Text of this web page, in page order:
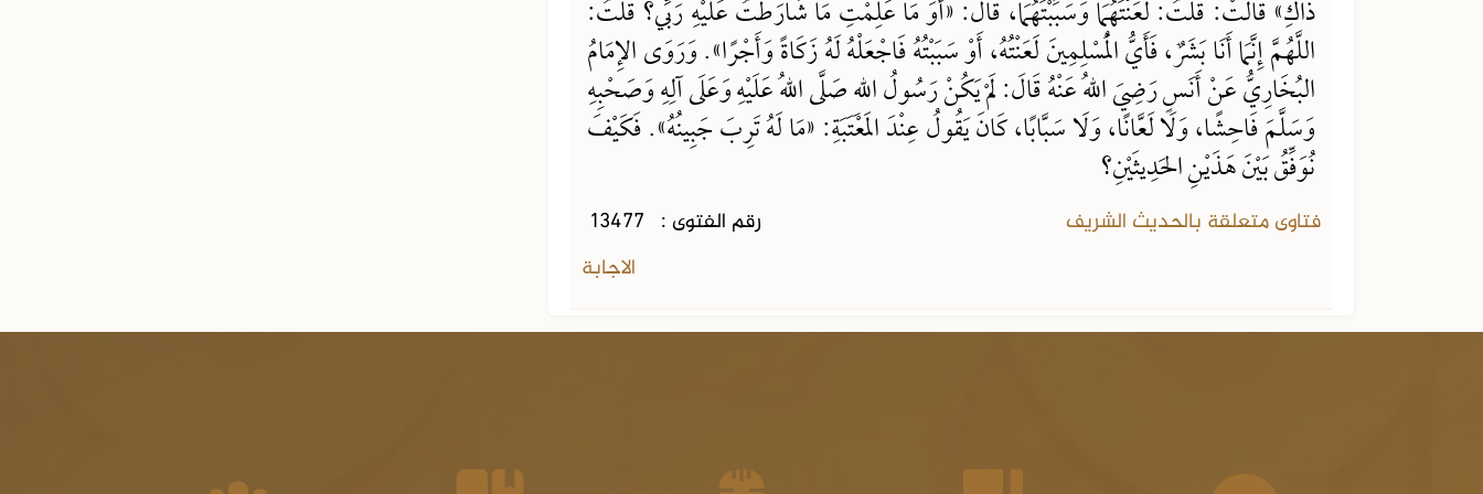
ذَاكِ» قَالَتْ: قُلْتُ: لَعَنْتَهُمَا وَسَبَبْتَهُمَا، قَالَ: «أَوَ مَا عَلِمْتِ مَا شَارَطْتُ عَلَيْهِ رَبِّي؟ قُلْتُ:
اللَّهُمَّ إِنَّمَا أَنَا بَشَرٌ، فَأَيُّ الْمُسْلِمِينَ لَعَنْتُهُ، أَوْ سَبَبْتُهُ فَاجْعَلْهُ لَهُ زَكَاةً وَأَجْرًا». وَرَوَى الإِمَامُ
البُخَارِيُّ عَنْ أَنَسٍ رَضِيَ اللهُ عَنْهُ قَالَ: لَمْ يَكُنْ رَسُولُ اللهِ صَلَّى اللهُ عَلَيْهِ وَعَلَى آلِهِ وَصَحْبِهِ
وَسَلَّمَ فَاحِشًا، وَلَا لَعَّانًا، وَلَا سَبَّابًا، كَانَ يَقُولُ عِنْدَ المَعْتَبَةِ: «مَا لَهُ تَرِبَ جَبِينُهُ». فَكَيْفَ
نُوَفِّقُ بَيْنَ هَذَيْنِ الحَدِيثَيْنِ؟
فتاوى متعلقة بالحديث الشريف رقم الفتوى : 13477
الاجابة